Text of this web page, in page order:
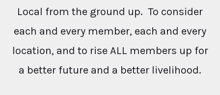
Local from the ground up. To consider
each and every member, each and every
location, and to rise ALL members up for
a better future and a better livelihood.